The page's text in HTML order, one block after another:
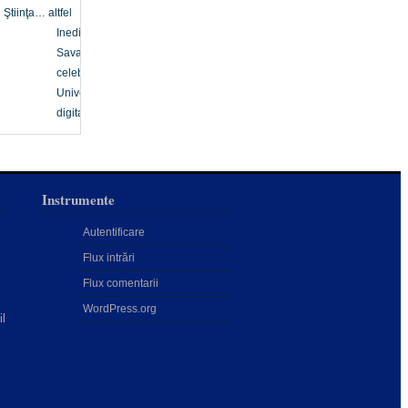
Ştiinţa… altfel
Inedit
Savanți
celebri
Univers
digital
Instrumente
Autentificare
Flux intrări
Flux comentarii
WordPress.org